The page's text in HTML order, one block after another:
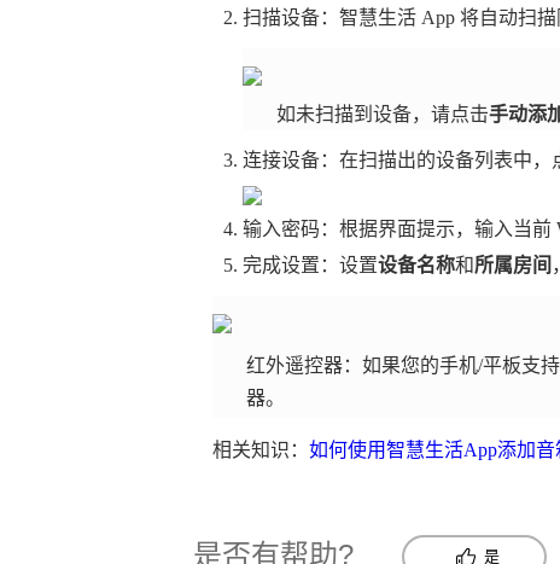
扫描设备：智慧生活 App 将自动扫描
如未扫描到设备，请点击手动添
连接设备：在扫描出的设备列表中，
输入密码：根据界面提示，输入当前
完成设置：设置设备名称和所属房间
红外遥控器：如果您的手机/平板支
器。
相关知识： 如何使用智慧生活App添加音
是否有帮助? 是